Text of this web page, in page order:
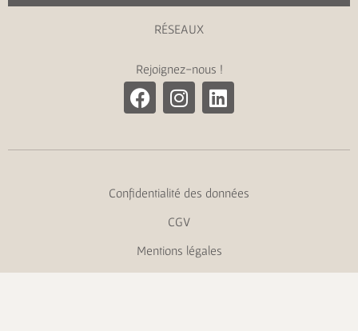
RÉSEAUX
Rejoignez-nous !
Confidentialité des données
CGV
Mentions légales